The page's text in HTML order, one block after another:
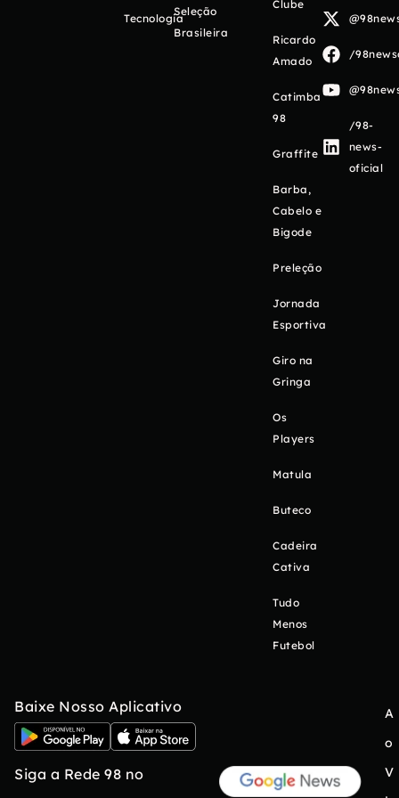
Tecnologia
Seleção
Brasileira
Clube
Ricardo
Amado
Catimba
98
Graffite
Barba,
Cabelo e
Bigode
Preleção
Jornada
Esportiva
Giro na
Gringa
Os
Players
Matula
Buteco
Cadeira
Cativa
Tudo
Menos
Futebol
/
/98-
news-
oficial
Baixe Nosso Aplicativo
Siga a Rede 98 no
A
o
V